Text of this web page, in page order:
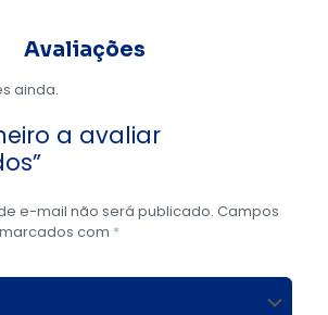
Avaliações
ainda.
a avaliar
e-mail não será publicado. Campos
com *